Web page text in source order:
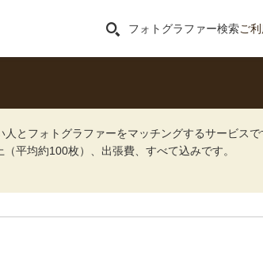
フォトグラファー検索ご
とフォトグラファーをマッチングするサービスで
平均約100枚）、出張費、すべて込みです。